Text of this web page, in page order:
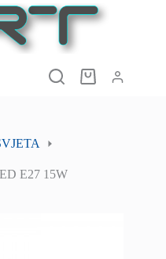
Košarica
E27 15W